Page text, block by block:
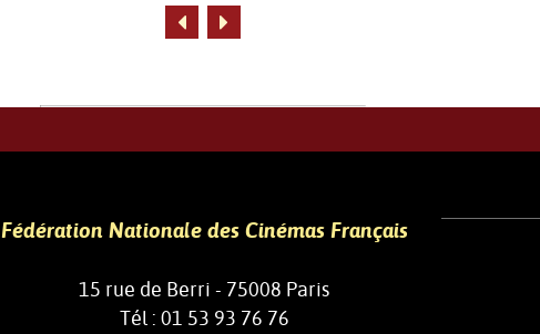
Fédération Nationale des Cinémas Français
15 rue de Berri - 75008 Paris
Tél : 01 53 93 76 76